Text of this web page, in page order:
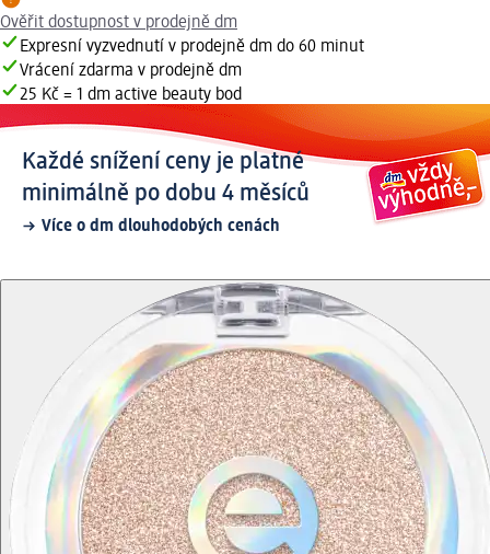
Ověřit dostupnost v prodejně dm
Expresní vyzvednutí v prodejně dm do 60 minut
Vrácení zdarma v prodejně dm
25 Kč = 1 dm active beauty bod
Každé snížení ceny je platné
minimálně po dobu 4 měsíců
Více o dm dlouhodobých cenách